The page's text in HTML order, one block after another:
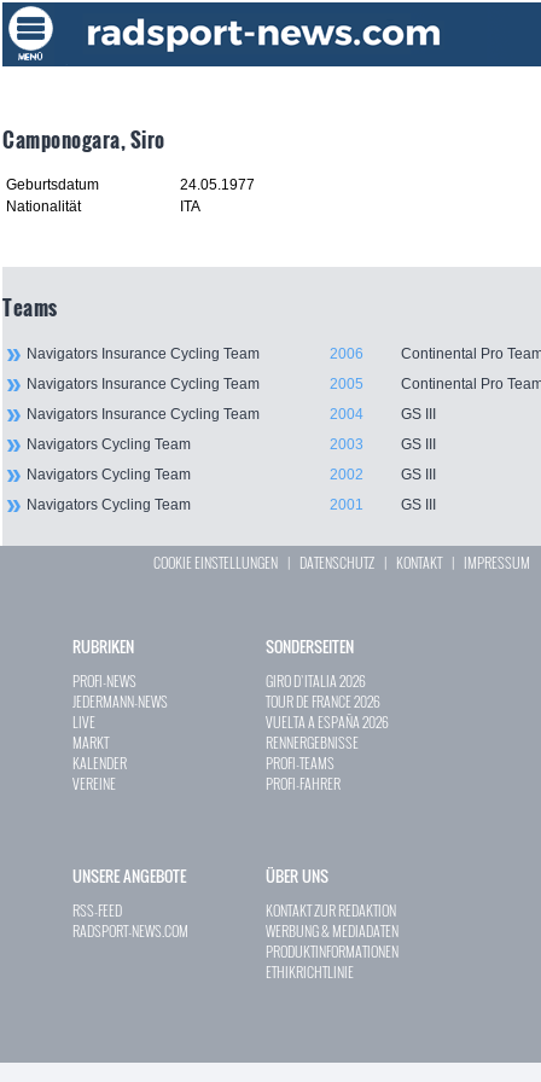
Camponogara, Siro
Geburtsdatum
24.05.1977
Nationalität
ITA
Teams
Navigators Insurance Cycling Team 2006
Continental Pro
Navigators Insurance Cycling Team
2005
Continental Pro
Navigators Insurance Cycling Team
2004
GS III
Navigators Cycling Team
2003
GS III
Navigators Cycling Team
2002
GS III
Navigators Cycling Team
2001 GS III
COOKIE EINSTELLUNGEN | DATENSCHUTZ | KONTAKT| IMPRESSUM
RUBRIKEN
PROFI-NEWS
JEDERMANN-NEWS
LIVE
MARKT
KALENDER
VEREINE
SONDERSEITEN
GIRO D`ITALIA 2026
TOUR DE FRANCE 2026
VUELTA A ESPAÑA 2026
RENNERGEBNISSE
PROFI-TEAMS
PROFI-FAHRER
UNSERE ANGEBOTE
RSS-FEED
RADSPORT-NEWS.COM
ÜBER UNS
KONTAKT ZUR REDAKTION
WERBUNG & MEDIADATEN
PRODUKTINFORMATIONEN
ETHIKRICHTLINIE